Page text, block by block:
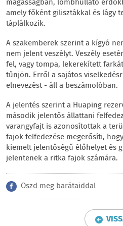
magasságban, lombhullató
amely főként gilisztákkal és lágy
táplálkozik.
A szakemberek szerint a kígyó
nem jelent veszélyt. Veszély
fel, vagy tompa, lekerekített
tűnjön. Erről a sajátos
elnevezést - áll a beszámolóban.
A jelentés szerint a Huaping
második jelentős állattani
varangyfajt is azonosítottak a
fajok felfedezése megerősíti,
kiemelt jelentőségű élőhelyet és
jelentenek a ritka fajok számára.
Oszd meg barátaiddal